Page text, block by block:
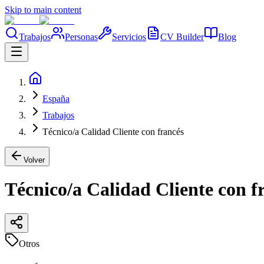
Skip to main content
Trabajos Personas Servicios CV Builder Blog
España
Trabajos
Técnico/a Calidad Cliente con francés
Volver
Técnico/a Calidad Cliente con
Otros